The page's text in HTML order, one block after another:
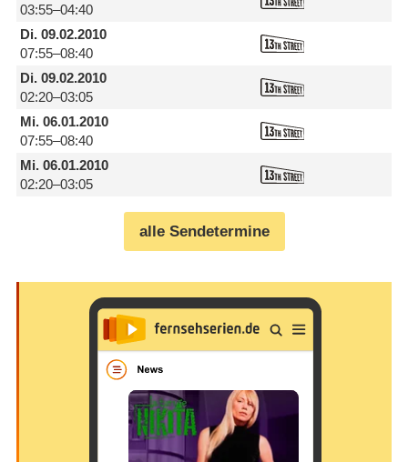
03:55–04:40
Di.09.02.2010
07:55–08:40
Di.09.02.2010
02:20–03:05
Mi.06.01.2010
07:55–08:40
Mi.06.01.2010
02:20–03:05
alle Sendetermine